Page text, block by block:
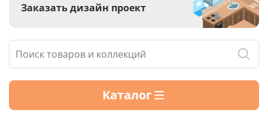
Заказать дизайн проект
Каталог